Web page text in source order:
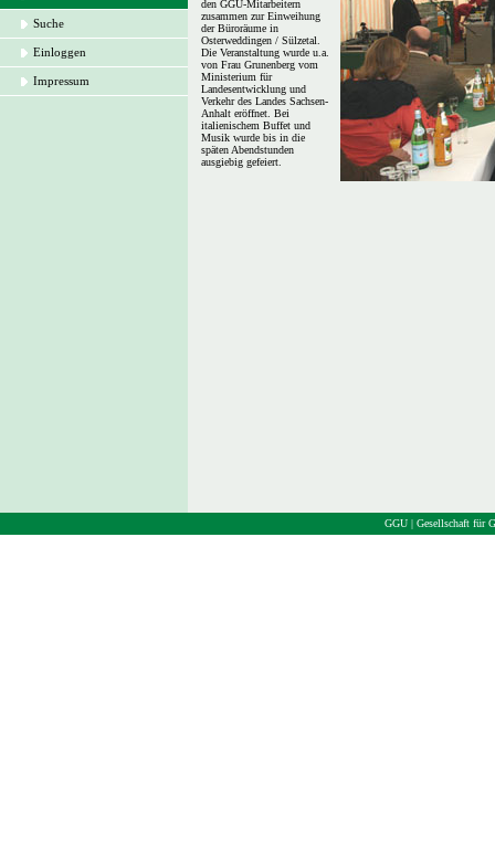
Suche
Einloggen
Impressum
den GGU-Mitarbeitern
zusammen zur Einweihung
der Büroräume in
Osterweddingen / Sülzetal.
Die Veranstaltung wurde u.a.
von Frau Grunenberg vom
Ministerium für
Landesentwicklung und
Verkehr des Landes Sachsen-
Anhalt eröffnet. Bei
italienischem Buffet und
Musik wurde bis in die
späten Abendstunden
ausgiebig gefeiert.
GGU | Gesellschaft für